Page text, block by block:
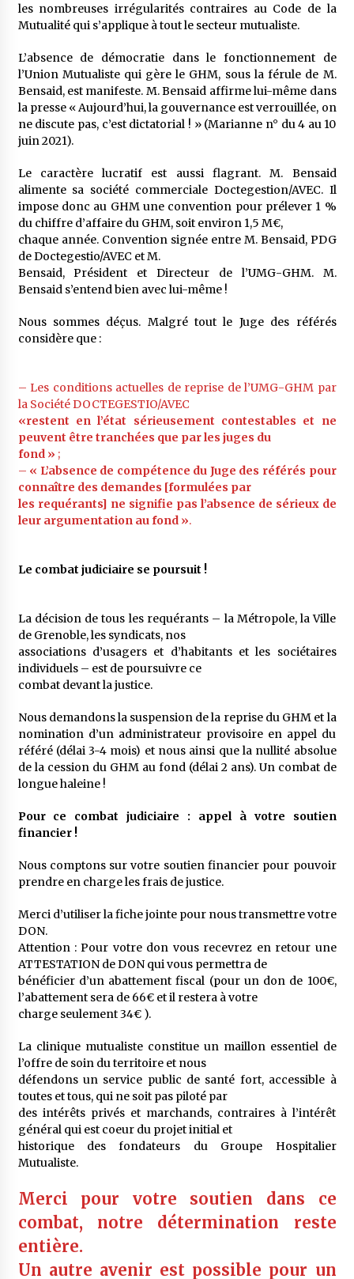
les nombreuses irrégularités contraires au Code de la
Mutualité qui s’applique à tout le secteur mutualiste.
L’absence de démocratie dans le fonctionnement de
l’Union Mutualiste qui gère le GHM, sous la férule de M.
Bensaid, est manifeste. M. Bensaid affirme lui-même dans
la presse « Aujourd’hui, la gouvernance est verrouillée, on
ne discute pas, c’est dictatorial ! » (Marianne n° du 4 au 10
juin 2021).
Le caractère lucratif est aussi flagrant. M. Bensaid
alimente sa société commerciale Doctegestion/AVEC. Il
impose donc au GHM une convention pour prélever 1 %
du chiffre d’affaire du GHM, soit environ 1,5 M€,
chaque année. Convention signée entre M. Bensaid, PDG
de Doctegestio/AVEC et M.
Bensaid, Président et Directeur de l’UMG-GHM. M.
Bensaid s’entend bien avec lui-même !
Nous sommes déçus. Malgré tout le Juge des référés
considère que :
– Les conditions actuelles de reprise de l’UMG-GHM par
la Société DOCTEGESTIO/AVEC
«restent en l’état sérieusement contestables et ne
peuvent être tranchées que par les juges du
fond » ;
– « L’absence de compétence du Juge des référés pour
connaître des demandes [formulées par
les requérants] ne signifie pas l’absence de sérieux de
leur argumentation au fond ».
Le combat judiciaire se poursuit !
La décision de tous les requérants – la Métropole, la Ville
de Grenoble, les syndicats, nos
associations d’usagers et d’habitants et les sociétaires
individuels – est de poursuivre ce
combat devant la justice.
Nous demandons la suspension de la reprise du GHM et la
nomination d’un administrateur provisoire en appel du
référé (délai 3-4 mois) et nous ainsi que la nullité absolue
de la cession du GHM au fond (délai 2 ans). Un combat de
longue haleine !
Pour ce combat judiciaire : appel à votre soutien
financier !
Nous comptons sur votre soutien financier pour pouvoir
prendre en charge les frais de justice.
Merci d’utiliser la fiche jointe pour nous transmettre votre
DON.
Attention : Pour votre don vous recevrez en retour une
ATTESTATION de DON qui vous permettra de
bénéficier d’un abattement fiscal (pour un don de 100€,
l’abattement sera de 66€ et il restera à votre
charge seulement 34€ ).
La clinique mutualiste constitue un maillon essentiel de
l’offre de soin du territoire et nous
défendons un service public de santé fort, accessible à
toutes et tous, qui ne soit pas piloté par
des intérêts privés et marchands, contraires à l’intérêt
général qui est coeur du projet initial et
historique des fondateurs du Groupe Hospitalier
Mutualiste.
Merci pour votre soutien dans ce
combat, notre détermination reste
entière.
Un autre avenir est possible pour un